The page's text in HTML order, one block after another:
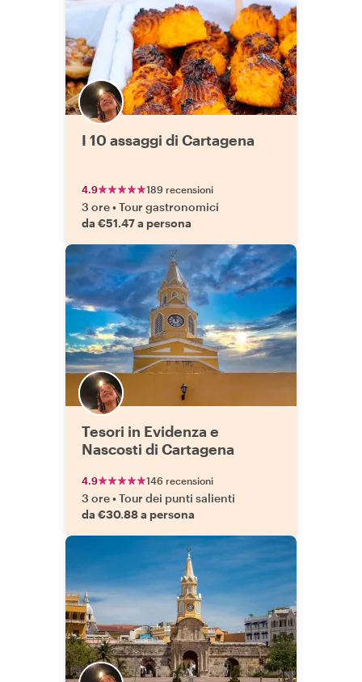
I 10 assaggi di Cartagena
4.9 189 recensioni
3 ore•Tour gastronomici
da €51.47 a persona
Tesori in Evidenza e
Nascosti di Cartagena
4.9 146 recensioni
3 ore•Tour dei punti salienti
da €30.88 a persona